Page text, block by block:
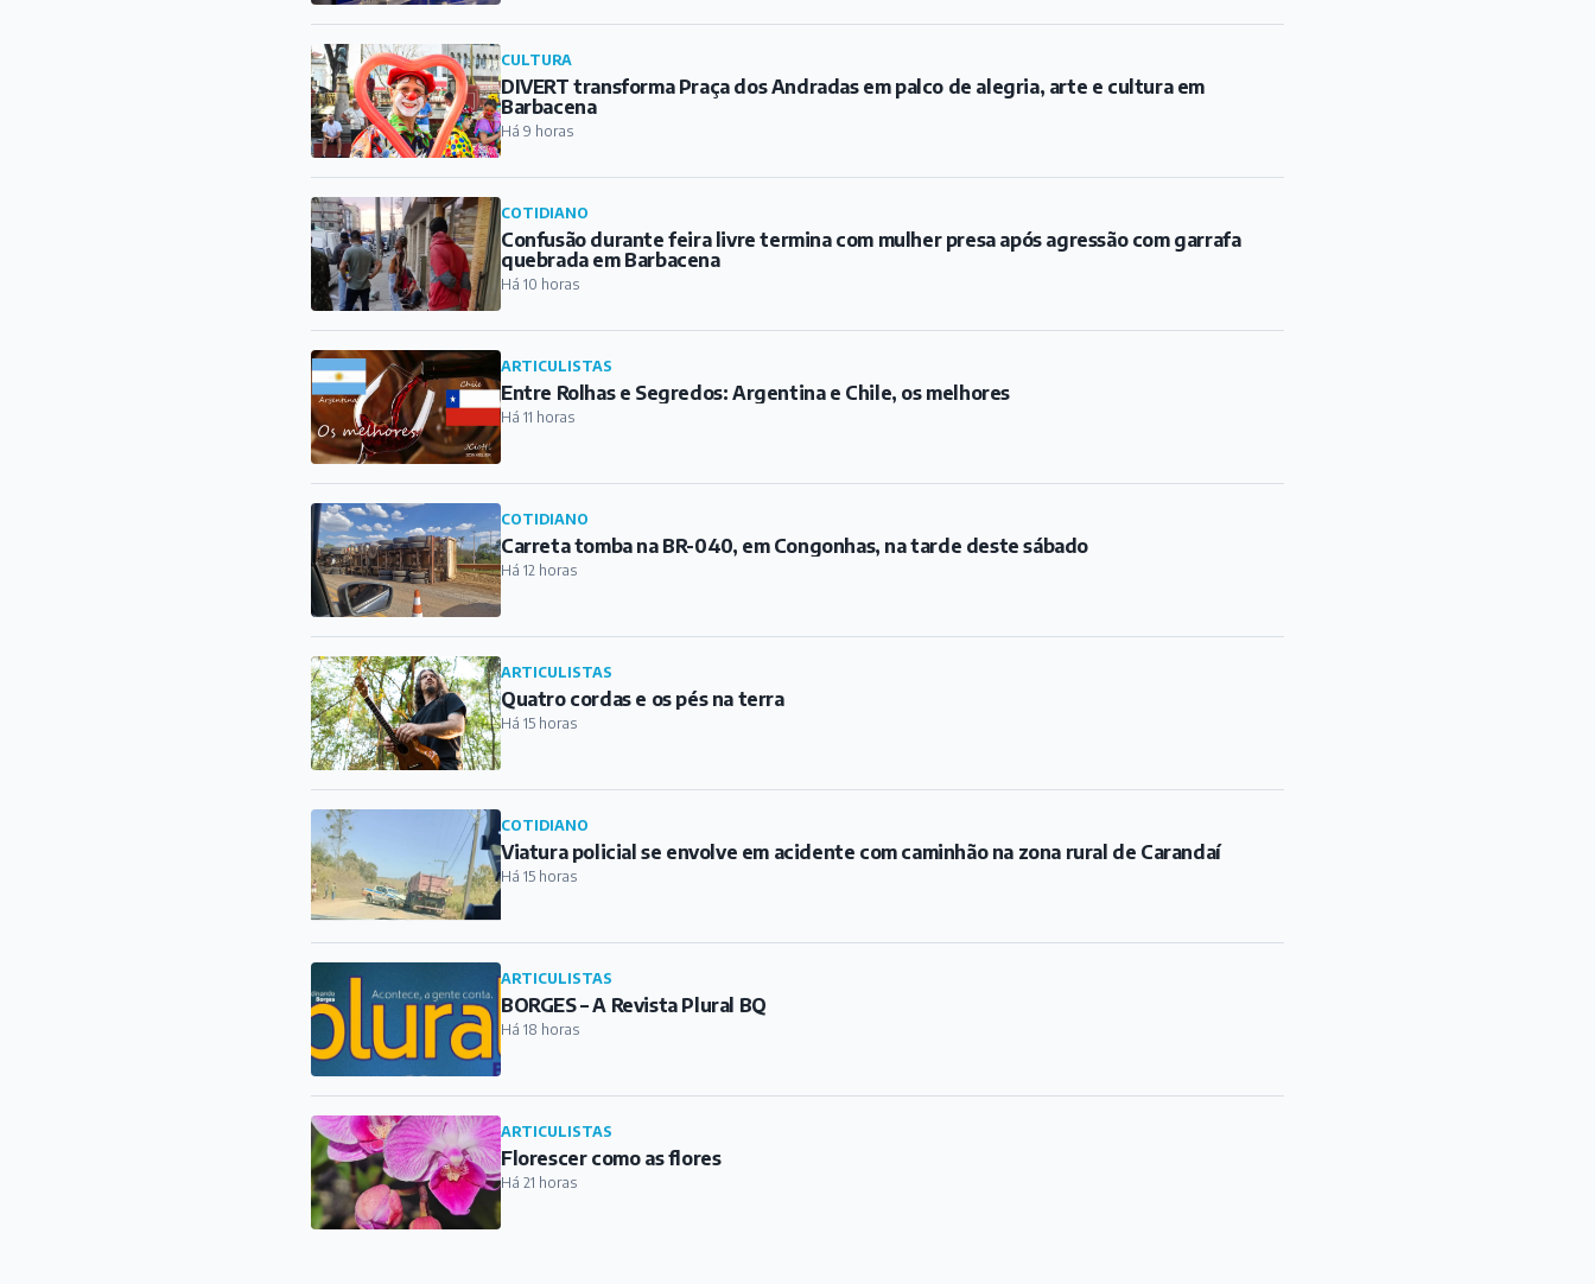
CULTURA
DIVERT transforma Praça dos Andradas em palco de alegria, arte e cultura em
Barbacena
Há 9 horas
COTIDIANO
Confusão durante feira livre termina com mulher presa após agressão com garrafa
quebrada em Barbacena
Há 10 horas
ARTICULISTAS
Entre Rolhas e Segredos: Argentina e Chile, os melhores
Há 11 horas
COTIDIANO
Carreta tomba na BR-040, em Congonhas, na tarde deste sábado
Há 12 horas
ARTICULISTAS
Quatro cordas e os pés na terra
Há 15 horas
COTIDIANO
Viatura policial se envolve em acidente com caminhão na zona rural de Carandaí
Há 15 horas
ARTICULISTAS
BORGES – A Revista Plural BQ
Há 18 horas
ARTICULISTAS
Florescer como as flores
Há 21 horas